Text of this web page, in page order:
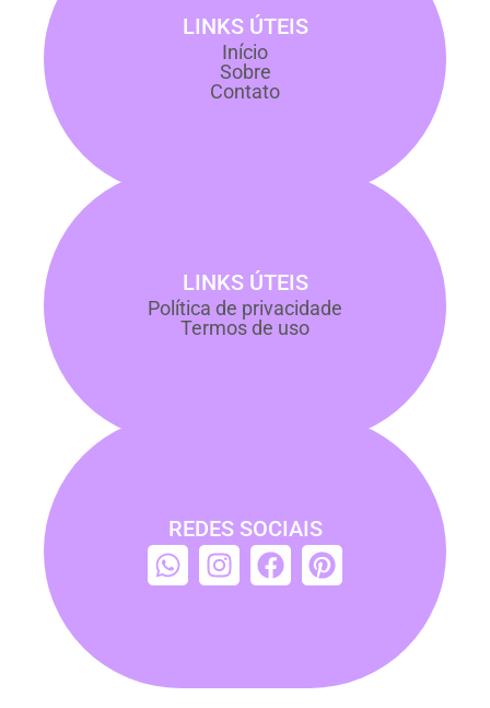
LINKS ÚTEIS
Início
Sobre
Contato
LINKS ÚTEIS
Política de privacidade
Termos de uso
REDES SOCIAIS